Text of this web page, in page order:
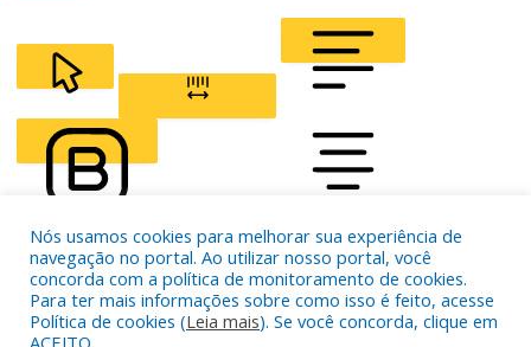
CURSOR LETTER SPACING
ALIGN TEXT
FONT WEIGHT
Color Modules
Nós usamos cookies para melhorar sua experiência de
navegação no portal. Ao utilizar nosso portal, você
concorda com a política de monitoramento de cookies.
Para ter mais informações sobre como isso é feito, acesse
Política de cookies (Leia mais). Se você concorda, clique em
ACEITO.